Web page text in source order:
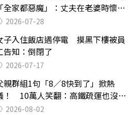
「全家都惡魔」：丈夫在老婆時懷孕
東西
2026-07-28
子入住飯店遇停電 摸黑下樓被員
告知：倒閉了
2026-07-17
親群組1句「8／8快到了」掀熱
！ 10萬人笑翻：高鐵疏運也沒列
親節
2026-08-02